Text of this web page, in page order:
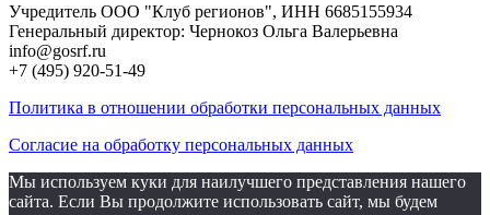
Учредитель ООО "Клуб регионов", ИНН 6685155934
Генеральный директор: Чернокоз Ольга Валерьевна
info@gosrf.ru
+7 (495) 920-51-49
Политика в отношении обработки персональных данных
Согласие на обработку персональных данных
Мы используем куки для наилучшего представления нашего
сайта. Если Вы продолжите использовать сайт, мы будем